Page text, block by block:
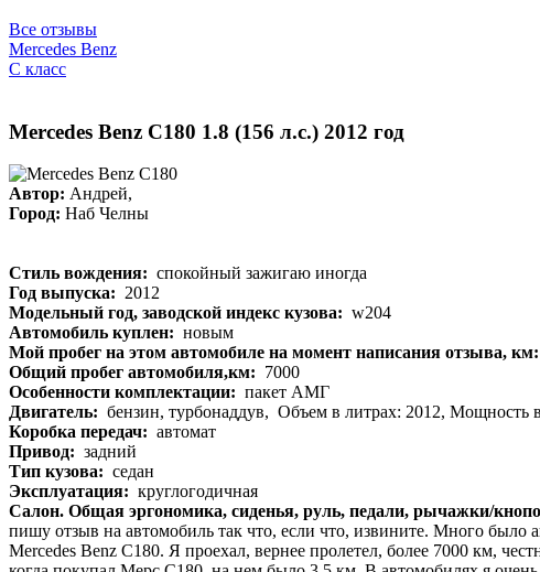
Все отзывы
Mercedes Benz
C класс
Mercedes Benz C180 1.8 (156 л.с.) 2012 год
Автор: Андрей,
Город: Наб Челны
Стиль вождения: спокойный зажигаю иногда
Год выпуска: 2012
Модельный год, заводской индекс кузова: w204
Автомобиль куплен: новым
Мой пробег на этом автомобиле на момент написания отзыва, км:
Общий пробег автомобиля,км: 7000
Особенности комплектации: пакет АМГ
Двигатель: бензин, турбонаддув, Объем в литрах: 2012, Мощность
Коробка передач: автомат
Привод: задний
Тип кузова: седан
Эксплуатация: круглогодичная
Салон. Общая эргономика, сиденья, руль, педали, рычажки/
пишу отзыв на автомобиль так что, если что, извините. Много
Mercedes Benz C180. Я проехал, вернее пролетел, более 7000 км,